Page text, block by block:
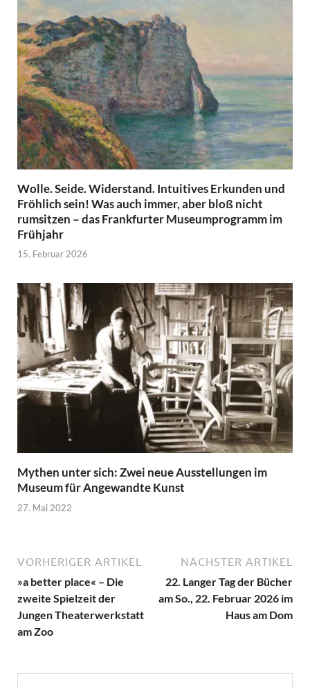
Wolle. Seide. Widerstand. Intuitives Erkunden und
Fröhlich sein! Was auch immer, aber bloß nicht
rumsitzen – das Frankfurter Museumprogramm im
Frühjahr
15. Februar 2026
Mythen unter sich: Zwei neue Ausstellungen im
Museum für Angewandte Kunst
27. Mai 2022
VORHERIGER ARTIKEL
»a better place« – Die
zweite Spielzeit der
Jungen Theaterwerkstatt
am Zoo
NÄCHSTER ARTIKEL
22. Langer Tag der Bücher
am So., 22. Februar 2026 im
Haus am Dom